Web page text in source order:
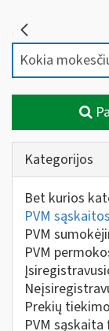
Kategorijos
Bet kurios
PVM
PVM
PVM
Prekių
PVM